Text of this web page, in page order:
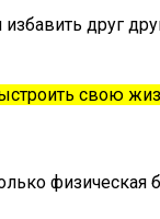
друг
свою